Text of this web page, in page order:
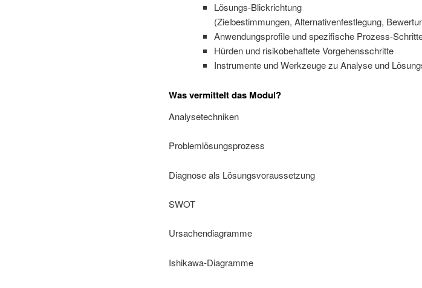
Lösungs-Blickrichtung
(Zielbestimmungen, Alternativenfestlegung,
Anwendungsprofile und spezifische Prozess-
Hürden und risikobehaftete Vorgehensschritte
Instrumente und Werkzeuge zu Analyse und
Was vermittelt das Modul?
Analysetechniken
Problemlösungsprozess
Diagnose als Lösungsvoraussetzung
SWOT
Ursachendiagramme
Ishikawa-Diagramme